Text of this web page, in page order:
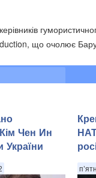
що очолює
Чен Ин
України